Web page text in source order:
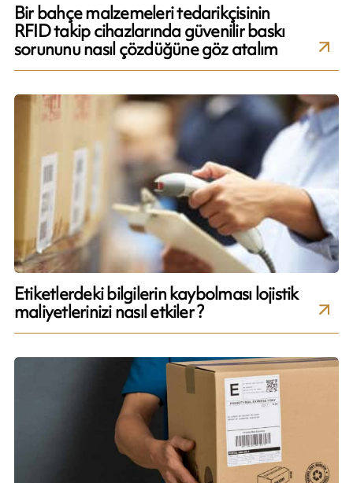
Bir bahçe malzemeleri tedarikçisinin
RFID takip cihazlarında güvenilir baskı
sorununu nasıl çözdüğüne göz atalım
Etiketlerdeki bilgilerin kaybolması lojistik
maliyetlerinizi nasıl etkiler ?